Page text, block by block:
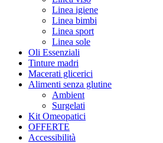
Linea igiene
Linea bimbi
Linea sport
Linea sole
Oli Essenziali
Tinture madri
Macerati glicerici
Alimenti senza glutine
Ambient
Surgelati
Kit Omeopatici
OFFERTE
Accessibilità